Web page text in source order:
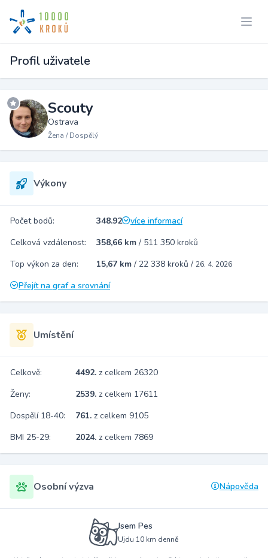
Profil uživatele
Scouty
Ostrava
Žena / Dospělý
Výkony
Počet bodů: 348.92
více informací
Celková vzdálenost:
358,66 km / 511 350 kroků
Top výkon za den:
15,67 km / 22 338 kroků / 26. 4. 2026
Přejít na graf a srovnání
Umístění
Celkově: 4492. z celkem 26320
Ženy:
2539. z celkem 17611
Dospělí 18-40:
761. z celkem 9105
BMI 25-29:
2024. z celkem 7869
Osobní výzva Nápověda
Jsem Pes
Ujdu 10 km denně